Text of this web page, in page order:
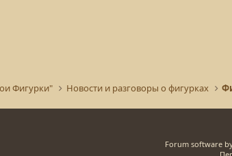
Фигурки" Новости и разговоры о фигурках
Forum software